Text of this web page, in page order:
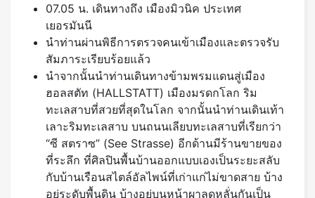
07.05 น. เดินทางถึง เมืองมิวนิค ประเทศ
เยอรมันนี
นำท่านผ่านพิธีการตรวจคนเข้าเมืองและตรวจรับ
สัมภาระเรียบร้อยแล้ว
นำจากนั้นนำท่านเดินทางข้ามพรมแดนสู่เมือง
ฮอลสตัท (HALLSTATT) เมืองมรดกโลก ริม
ทะเลสาบที่สวยที่สุดในโลก จากนั้นนำท่านเดินเท้า
เลาะริมทะเลสาบ บนถนนเลียบทะเลสาบที่เรียกว่า
“ซี สตราซ” (See Strasse) อีกด้านมีร้านขายของ
ที่ระลึก ที่ศิลปินพื้นบ้านออกแบบเองเป็นระยะสลับ
กับบ้านเรือนสไตล์อัลไพน์ที่เก่าแก่ไม่ขาดสาย บ้าง
อยู่ระดับพื้นดิน บ้างอยู่บนหน้าผาลดหลั่นกันเป็น